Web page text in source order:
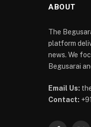
ABOUT
The
platform
news. We
Begusarai
Email Us:
Contact: